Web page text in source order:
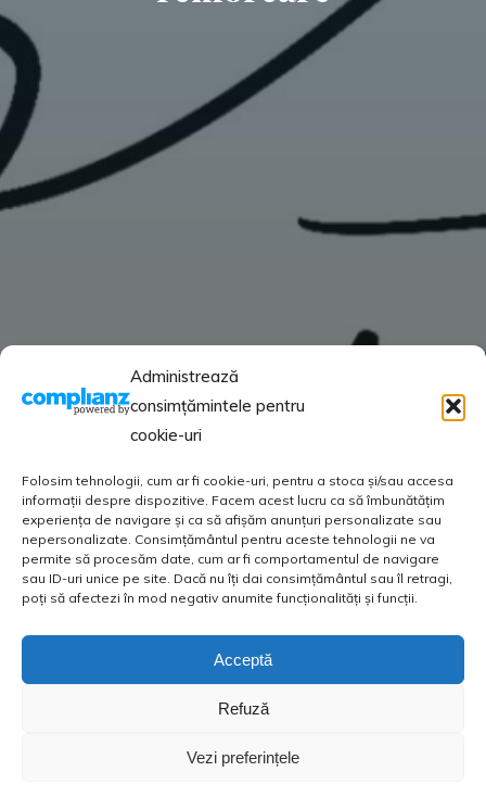
Administrează
consimțămintele pentru
cookie-uri
Folosim tehnologii, cum ar fi cookie-uri, pentru a stoca și/sau accesa
informații despre dispozitive. Facem acest lucru ca să îmbunătățim
experiența de navigare și ca să afișăm anunțuri personalizate sau
nepersonalizate. Consimțământul pentru aceste tehnologii ne va
permite să procesăm date, cum ar fi comportamentul de navigare
sau ID-uri unice pe site. Dacă nu îți dai consimțământul sau îl retragi,
poți să afectezi în mod negativ anumite funcționalități și funcții.
Acceptă
Refuză
Vezi preferințele